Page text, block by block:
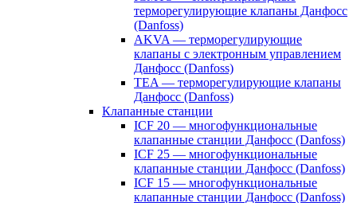
терморегулирующие клапаны Данфосс
(Danfoss)
AKVA — терморегулирующие
клапаны с электронным управлением
Данфосс (Danfoss)
TEA — терморегулирующие клапаны
Данфосс (Danfoss)
Клапанные станции
ICF 20 — многофункциональные
клапанные станции Данфосс (Danfoss)
ICF 25 — многофункциональные
клапанные станции Данфосс (Danfoss)
ICF 15 — многофункциональные
клапанные станции Данфосс (Danfoss)